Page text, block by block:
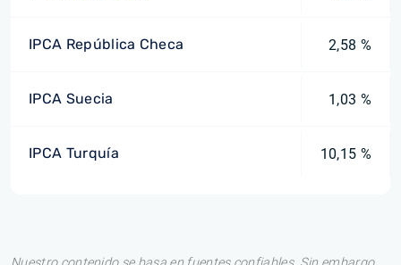
IPCA República Checa 2,58 %
IPCA Suecia 1,03 %
IPCA Turquía 10,15 %